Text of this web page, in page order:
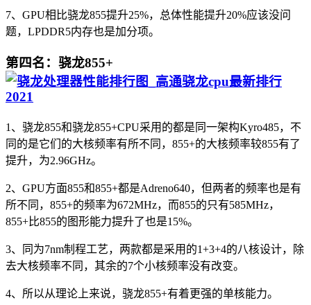
7、GPU相比骁龙855提升25%，总体性能提升20%应该没问
题，LPDDR5内存也是加分项。
第四名：骁龙855+
1、骁龙855和骁龙855+CPU采用的都是同一架构Kyro485，不
同的是它们的大核频率有所不同，855+的大核频率较855有了
提升，为2.96GHz。
2、GPU方面855和855+都是Adreno640，但两者的频率也是有
所不同，855+的频率为672MHz，而855的只有585MHz，
855+比855的图形能力提升了也是15%。
3、同为7nm制程工艺，两款都是采用的1+3+4的八核设计，除
去大核频率不同，其余的7个小核频率没有改变。
4、所以从理论上来说，骁龙855+有着更强的单核能力。